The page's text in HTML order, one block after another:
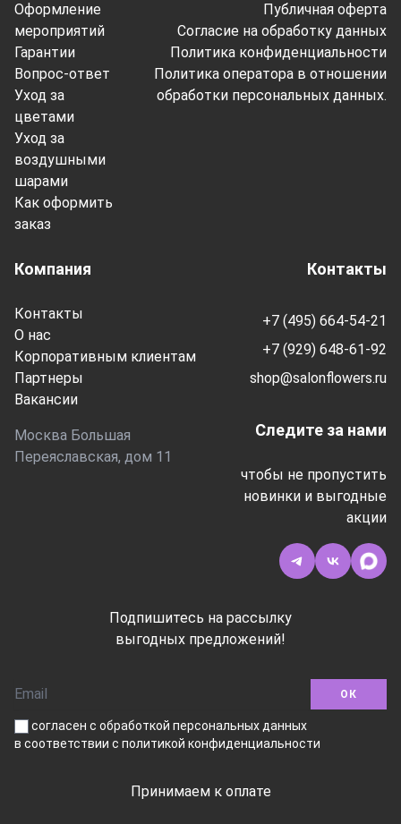
Компания
Контакты
О нас
Корпоративным клиентам
Партнеры
Вакансии
Москва Большая
Переяславская, дом 11
Оформление
мероприятий
Гарантии
Вопрос-ответ
Уход за
цветами
Уход за
воздушными
шарами
Как оформить
заказ
Публичная оферта
Согласие на обработку данных
Политика конфиденциальности
Политика оператора в отношении
обработки персональных данных.
Контакты
+7 (495) 664-54-21
+7 (929) 648-61-92
shop@salonflowers.ru
Следите за нами
чтобы не пропустить
новинки и выгодные
акции
Подпишитесь на рассылку
выгодных предложений!
ОК
согласен с обработкой персональных данных
в соответствии с политикой конфиденциальности
Принимаем к оплате